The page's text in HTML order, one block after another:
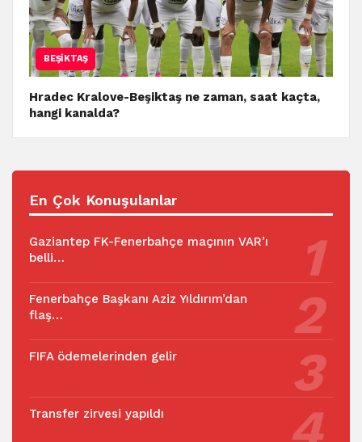
BEŞIKTAŞ
Hradec Kralove-Beşiktaş ne zaman, saat kaçta,
hangi kanalda?
En Çok Konuşulanlar
Gaziantep FK-Fenerbahçe maçının VAR’ı
belli…
Fenerbahçe Başkanı Aziz Yıldırım’dan
flaş…
FIFA ödemelerinden gelir
Transfer zirvesi yapıldı